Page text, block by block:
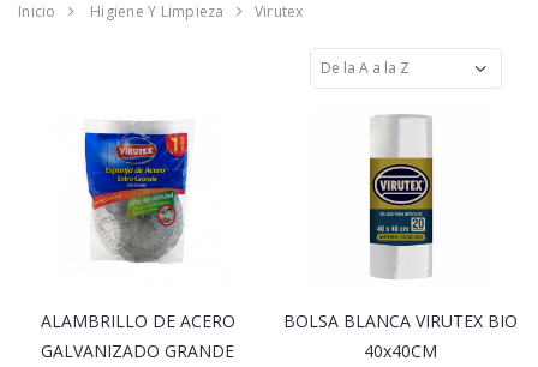
Inicio Higiene Y Limpieza Virutex
ALAMBRILLO DE ACERO
GALVANIZADO GRANDE
BOLSA BLANCA VIRUTEX BIO
40x40CM